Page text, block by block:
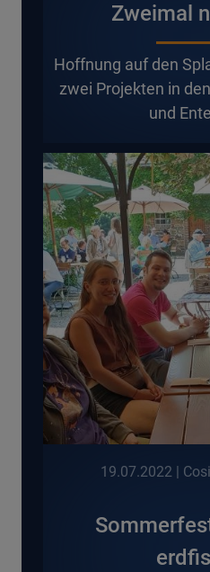
Zweimal
Hoffnung auf den
zwei Projekten in
und
19.07.2022 |